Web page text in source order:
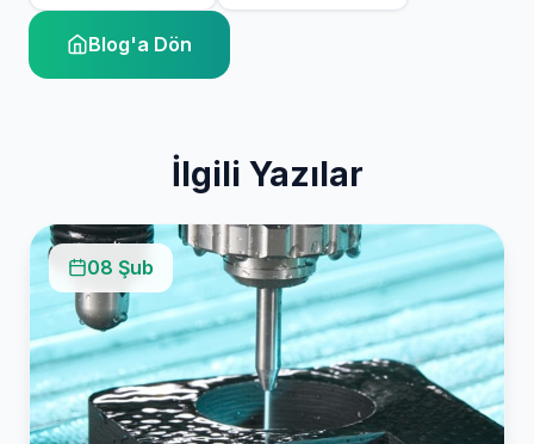
Blog'a Dön
İlgili Yazılar
08 Şub